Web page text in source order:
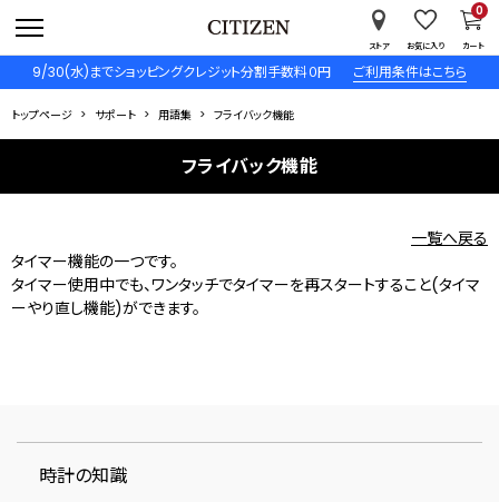
9/30(水)までショッピングクレジット分割手数料０円 ご利用条件はこちら
ストア お気に入り カート
0
トップページ サポート 用語集 フライバック機能
フライバック機能
一覧へ戻る
タイマー機能の一つです。
タイマー使用中でも、ワンタッチでタイマーを再スタートすること(タイマ
ーやり直し機能)ができます。
時計の知識